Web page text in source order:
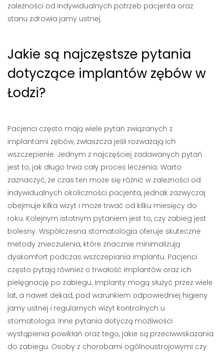
zależności od indywidualnych potrzeb pacjenta oraz
stanu zdrowia jamy ustnej.
Jakie są najczęstsze pytania
dotyczące implantów zębów w
Łodzi?
Pacjenci często mają wiele pytań związanych z
implantami zębów, zwłaszcza jeśli rozważają ich
wszczepienie. Jednym z najczęściej zadawanych pytań
jest to, jak długo trwa cały proces leczenia. Warto
zaznaczyć, że czas ten może się różnić w zależności od
indywidualnych okoliczności pacjenta, jednak zazwyczaj
obejmuje kilka wizyt i może trwać od kilku miesięcy do
roku. Kolejnym istotnym pytaniem jest to, czy zabieg jest
bolesny. Współczesna stomatologia oferuje skuteczne
metody znieczulenia, które znacznie minimalizują
dyskomfort podczas wszczepiania implantu. Pacjenci
często pytają również o trwałość implantów oraz ich
pielęgnację po zabiegu. Implanty mogą służyć przez wiele
lat, a nawet dekad, pod warunkiem odpowiedniej higieny
jamy ustnej i regularnych wizyt kontrolnych u
stomatologa. Inne pytania dotyczą możliwości
wystąpienia powikłań oraz tego, jakie są przeciwwskazania
do zabiegu. Osoby z chorobami ogólnoustrojowymi czy